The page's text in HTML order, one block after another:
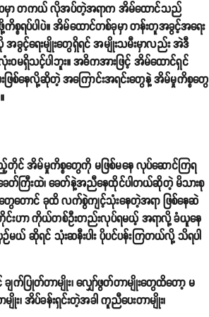
ဘဝမှာ တကယ် လိုအပ်တဲ့အရာက အိမ်ထောင်သည်
စ္စရပ်ပါပဲ။ အိမ်ထောင်တစ်ခုမှာ တန်းတူအခွင့်အရေး
ခွင့်ရေးမျိုးတွေရှိရင် အမျိုးသမီးမှာလည်း အဲဒီ
းဝမရှိသင့်ပါဘူး။ အဓိကအားဖြင့် အိမ်ထောင်ရှင်
ေးဖြစ်နေလို့ဆိုတဲ့ အကြောင်းအရင်းတွေနဲ့ အိမ်မှုကိစ္စတွေ
တိုင် အိမ်မှုကိစ္စတွေကို မဖြစ်မနေ လုပ်ဆောင်ကြရ
တ်ကြီးထဲ၊ ခေတ်နဲ့အညီနေထိုင်ပါတယ်ဆိုတဲ့ မိသားစု
ေတောင် ခုထိ လက်စွဲကျင့်သုံးနေတဲ့အရာ ဖြစ်နေဆဲ
င်းဟာ ကိုယ်တစ်ဦးတည်းလုပ်ရမယ့် အရာလို့ ခံယူနေ
ယ် ဆိုရင် သုံးဆနီးပါး ပိုပင်ပန်းကြတယ်လို့ သိရပါ
ပြုတ်တာမျိုး၊ လျှော်ဖွတ်တာမျိုးတွေထိတော့ မ
၊ အိပ်ခန်းရှင်းတဲ့အခါ ကူညီပေးတာမျိုး၊